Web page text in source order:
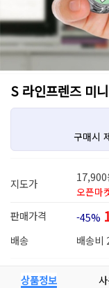
S 라인프렌즈 미
구매시
지도가 17,900
오픈마
판매가격 -45%
배송 배송비
상품정보